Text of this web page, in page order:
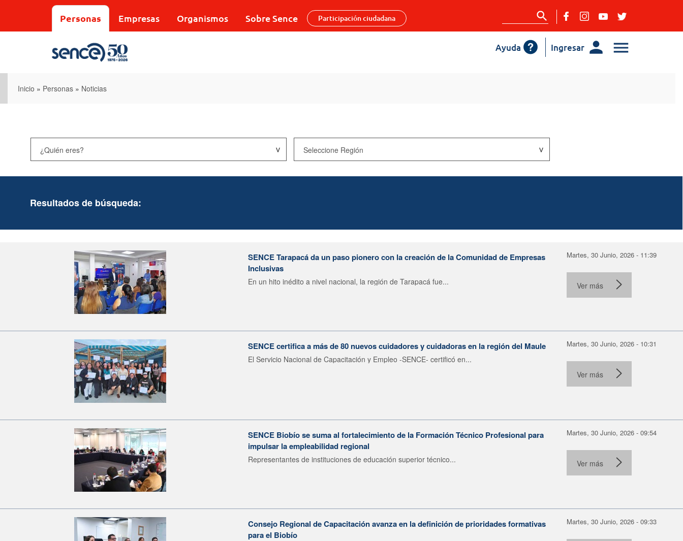
Personas Empresas Organismos Sobre Sence Participación ciudadana
Ingresar
Ayuda
Inicio » Personas » Noticias
Resultados de búsqueda:
SENCE Tarapacá da un paso pionero con la creación de la Comunidad de Empresas
Inclusivas
En un hito inédito a nivel nacional, la región de Tarapacá fue...
Martes, 30 Junio, 2026 - 11:39
Ver más
SENCE certifica a más de 80 nuevos cuidadores y cuidadoras en la región del Maule
El Servicio Nacional de Capacitación y Empleo -SENCE- certificó en...
Martes, 30 Junio, 2026 - 10:31
Ver más
SENCE Biobío se suma al fortalecimiento de la Formación Técnico Profesional para
impulsar la empleabilidad regional
Representantes de instituciones de educación superior técnico...
Martes, 30 Junio, 2026 - 09:54
Ver más
Consejo Regional de Capacitación avanza en la definición de prioridades formativas
para el Biobío
Martes, 30 Junio, 2026 - 09:33